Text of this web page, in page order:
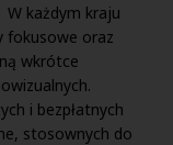
każdym kraju
fokusowe oraz
wkrótce
i bezpłatnych
stosownych do